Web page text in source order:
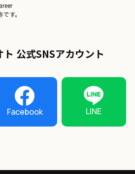
す。
公式SNSアカウント
Facebook LINE